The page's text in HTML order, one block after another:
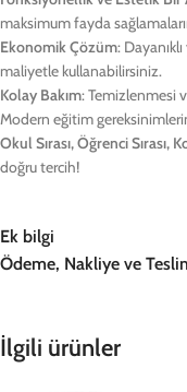
maksimum fayda
Ekonomik Çözüm:
maliyetle kullanabilirsiniz.
Kolay Bakım: Temizlenmesi
Modern eğitim
Okul Sırası, Öğrenci Sırası,
doğru tercih!
Ek bilgi
Ödeme, Nakliye ve
İlgili ürünler